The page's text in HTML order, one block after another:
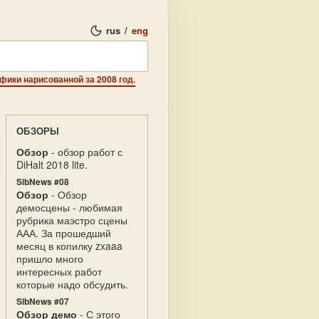
rus / eng
нарисованной за 2008 год.
ОБЗОРЫ
Обзор - обзор работ с
DiHalt 2018 lite.
SibNews #08
Обзор - Обзор
демосцены - любимая
рубрика маэстро сцены
ААА. За прошедший
месяц в копилку zxaaa
пришло много
интересных работ
которые надо обсудить.
SibNews #07
Обзор демо - С этого